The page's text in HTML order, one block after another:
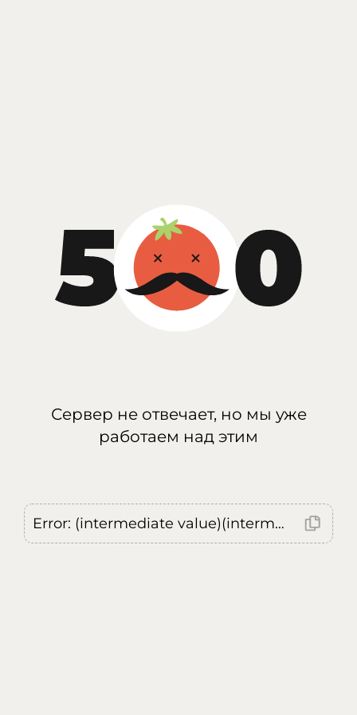
Сервер не отвечает, но мы уже
работаем над этим
Error: (intermediate value)(intermediate value)(intermediate value).replaceAll is not a function